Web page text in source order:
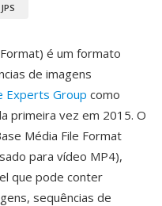
JPS
é um formato
de imagens
Experts Group como
primeira vez em 2015. O
Média File Format
para vídeo MP4),
que pode conter
sequências de